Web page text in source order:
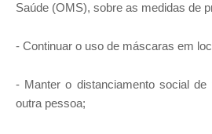
Saúde (OMS), sobre as medidas de
- Continuar o uso de máscaras em
- Manter o distanciamento social
outra pessoa;